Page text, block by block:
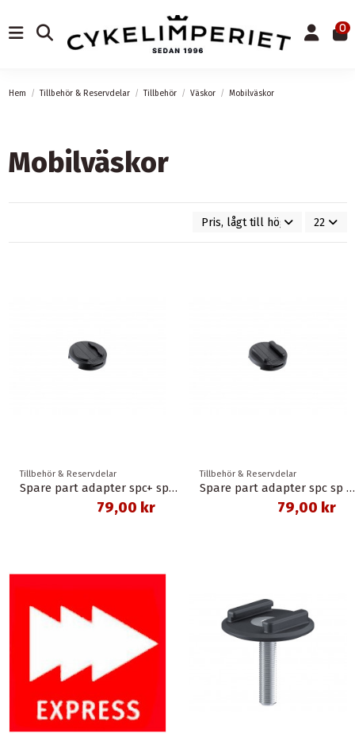
0
Hem Tillbehör & Reservdelar Tillbehör Väskor Mobilväskor
Mobilväskor
Pris, lågt till högt 22
Tillbehör & Reservdelar
Spare part adapter spc+ sp connect
79,00 kr
Tillbehör & Reservdelar
Spare part adapter spc sp connect
79,00 kr